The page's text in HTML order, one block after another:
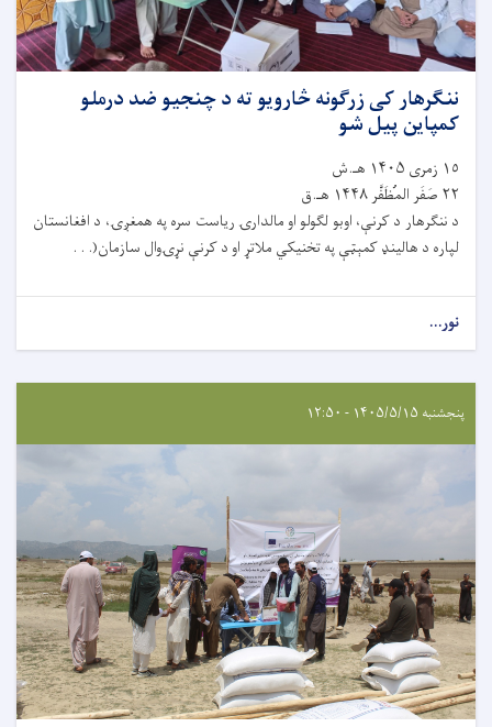
ننګرهار کی زرګونه څارویو ته د چنجیو ضد درملو
کمپاین پیل شو
١٥ زمری ۱۴۰۵ هـ.ش
٢٢ صَفَر المُظَفَّر ۱۴۴۸ هـ.ق
د ننګرهار د کرنې، اوبو لګولو او مالدارۍ ریاست سره په همغږۍ، د افغانستان
لپاره د هالینډ کمېټې په تخنیکي ملاتړ او د کرنې نړۍوال سازمان(. . .
نور...
پنجشنبه ۱۴۰۵/۵/۱۵ - ۱۲:۵۰